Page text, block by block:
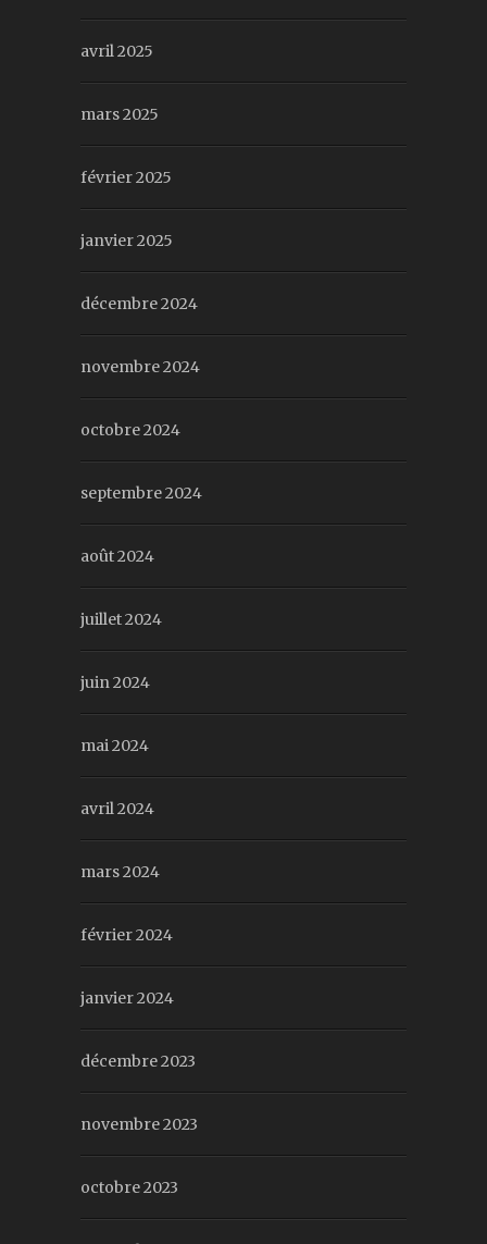
avril 2025
mars 2025
février 2025
janvier 2025
décembre 2024
novembre 2024
octobre 2024
septembre 2024
août 2024
juillet 2024
juin 2024
mai 2024
avril 2024
mars 2024
février 2024
janvier 2024
décembre 2023
novembre 2023
octobre 2023